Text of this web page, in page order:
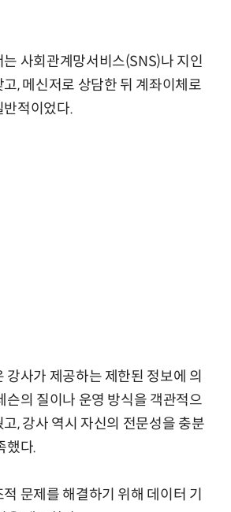
사회관계망서비스(SNS)나 지인
, 메신저로 상담한 뒤 계좌이체로
반적이었다.
강사가 제공하는 제한된 정보에 의
슨의 질이나 운영 방식을 객관적으
, 강사 역시 자신의 전문성을 충분
했다.
문제를 해결하기 위해 데이터 기